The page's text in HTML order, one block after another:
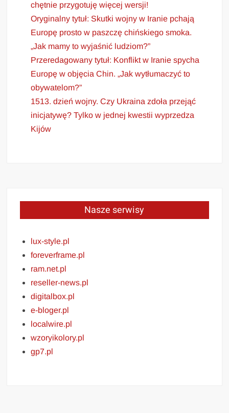
chętnie przygotuję więcej wersji!
Oryginalny tytuł: Skutki wojny w Iranie pchają
Europę prosto w paszczę chińskiego smoka.
„Jak mamy to wyjaśnić ludziom?”
Przeredagowany tytuł: Konflikt w Iranie spycha
Europę w objęcia Chin. „Jak wytłumaczyć to
obywatelom?”
1513. dzień wojny. Czy Ukraina zdoła przejąć
inicjatywę? Tylko w jednej kwestii wyprzedza
Kijów
Nasze serwisy
lux-style.pl
foreverframe.pl
ram.net.pl
reseller-news.pl
digitalbox.pl
e-bloger.pl
localwire.pl
wzoryikolory.pl
gp7.pl